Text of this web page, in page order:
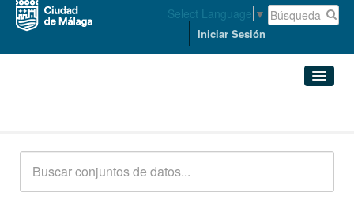
Select Language ▼
Iniciar Sesión